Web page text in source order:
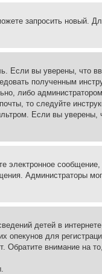
запросить новый.
Если вы уверены,
полученным
либо
то следуйте
Если вы
электронное
Администраторы
детей в
для
внимание на